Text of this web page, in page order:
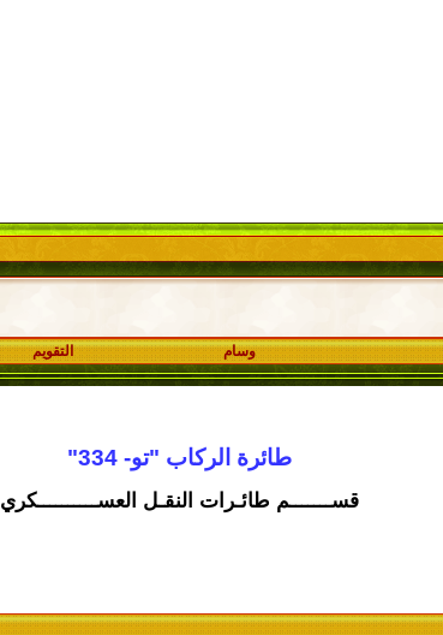
وسام التقويم
طائرة الركاب "تو- 334"
قســـــــم طائـرات النقـل العســــــــــكري